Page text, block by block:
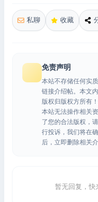
私聊 收藏
免责声明
本站不存储任何实
链接介绍帖。本文
版权归版权方所有
本站无法操作相关
了您的合法版权，
行投诉，我们将在
后，立即删除相关
暂无回复，快